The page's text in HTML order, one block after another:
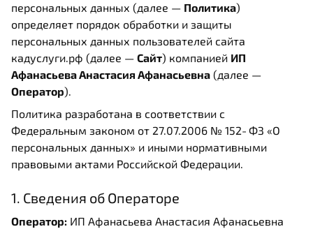
персональных данных (далее — Политика)
определяет порядок обработки и защиты
персональных данных пользователей сайта
кадуслуги.рф (далее — Сайт) компанией ИП
Афанасьева Анастасия Афанасьевна (далее —
Оператор).
Политика разработана в соответствии с
Федеральным законом от 27.07.2006 № 152‑ФЗ «О
персональных данных» и иными нормативными
правовыми актами Российской Федерации.
1. Сведения об Операторе
Оператор: ИП Афанасьева Анастасия Афанасьевна